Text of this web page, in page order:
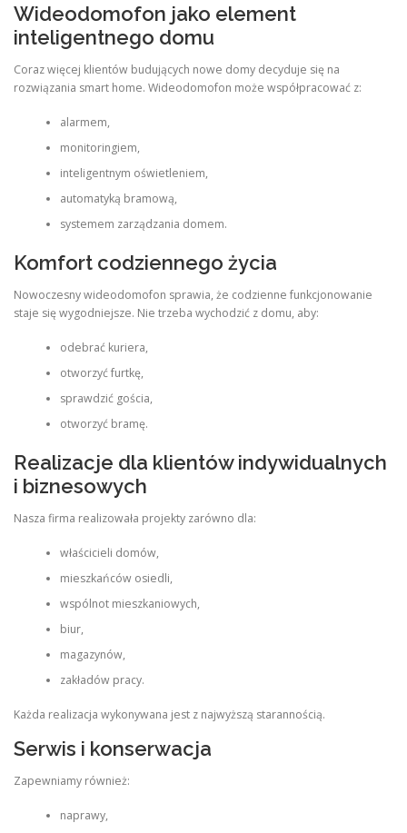
Wideodomofon jako element
inteligentnego domu
Coraz więcej klientów budujących nowe domy decyduje się na
rozwiązania smart home. Wideodomofon może współpracować z:
alarmem,
monitoringiem,
inteligentnym oświetleniem,
automatyką bramową,
systemem zarządzania domem.
Komfort codziennego życia
Nowoczesny wideodomofon sprawia, że codzienne funkcjonowanie
staje się wygodniejsze. Nie trzeba wychodzić z domu, aby:
odebrać kuriera,
otworzyć furtkę,
sprawdzić gościa,
otworzyć bramę.
Realizacje dla klientów indywidualnych
i biznesowych
Nasza firma realizowała projekty zarówno dla:
właścicieli domów,
mieszkańców osiedli,
wspólnot mieszkaniowych,
biur,
magazynów,
zakładów pracy.
Każda realizacja wykonywana jest z najwyższą starannością.
Serwis i konserwacja
Zapewniamy również:
naprawy,